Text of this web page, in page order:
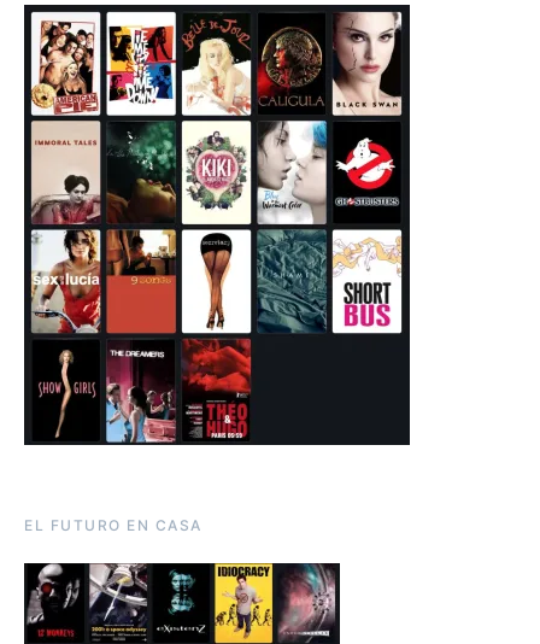
EL FUTURO EN CASA